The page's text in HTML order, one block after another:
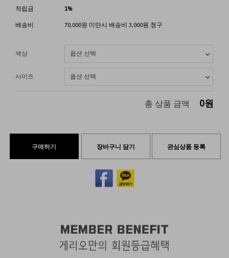
적립금 1%
배송비 70,000원 미만시 배송비 3,000원 청구
색상
사이즈
총 상품 금액 0원
구매하기 장바구니 담기 관심상품 등록